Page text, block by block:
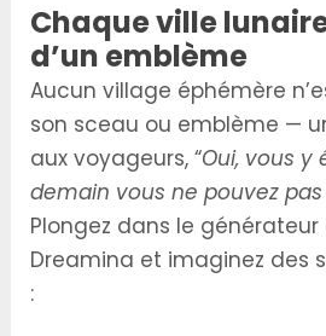
Chaque ville
d’un emblème
Aucun village éphémère
son sceau ou emblème —
aux voyageurs, “Oui, vous
demain vous ne pouvez
Plongez dans le générateur
Dreamina et imaginez des
: